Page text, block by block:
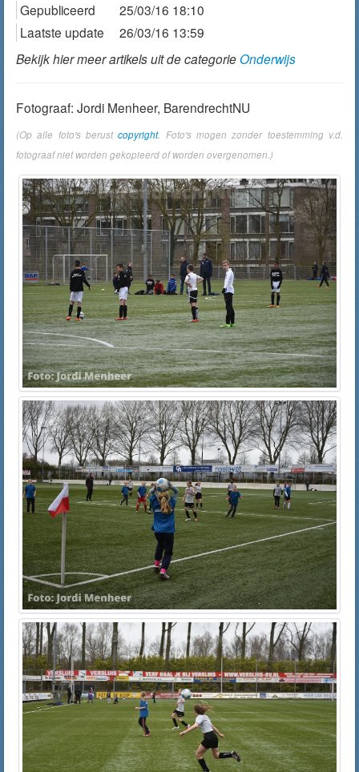
Gepubliceerd
25/03/16 18:10
Laatste update
26/03/16 13:59
Bekijk hier meer artikels uit de categorieOnderwijs
Fotograaf: Jordi Menheer, BarendrechtNU
(Op alle foto's berustcopyright. Foto's mogen zonder toestemming v.d.
fotograaf niet worden gekopieerd of worden overgenomen.)